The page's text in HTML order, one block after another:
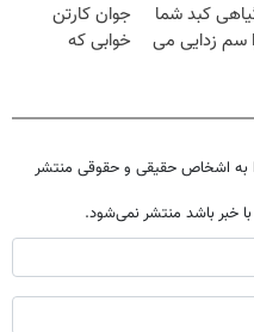
کبد شما
سم زدایی می
جوان کارتن
خوابی که
به اشخاص حقیقی و حقوقی منتشر
با خبر باشد منتشر نمی‌شود.